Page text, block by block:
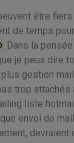
être
de temps
Dans la
je peux dire
gestion
trop attachés
liste
envoi de